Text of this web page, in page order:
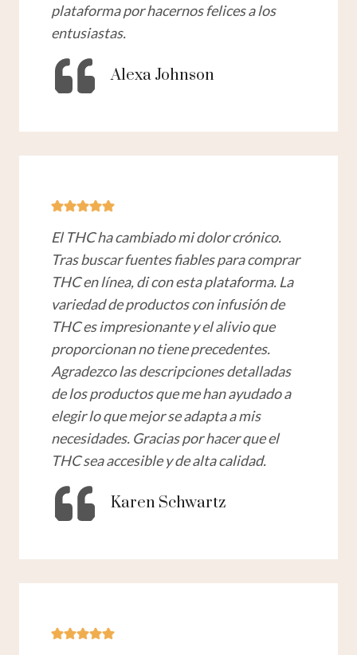
plataforma por hacernos felices a los
entusiastas.
Alexa Johnson
El THC ha cambiado mi dolor crónico.
Tras buscar fuentes fiables para comprar
THC en línea, di con esta plataforma. La
variedad de productos con infusión de
THC es impresionante y el alivio que
proporcionan no tiene precedentes.
Agradezco las descripciones detalladas
de los productos que me han ayudado a
elegir lo que mejor se adapta a mis
necesidades. Gracias por hacer que el
THC sea accesible y de alta calidad.
Karen Schwartz